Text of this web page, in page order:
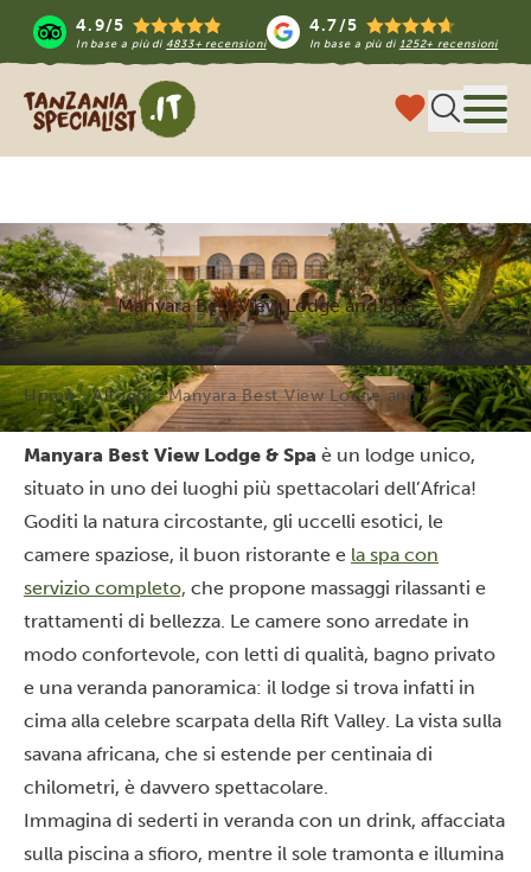
4.9/5
In base a più di 4833+ recensioni
4.7/5
In base a più di 1252+ recensioni
Tanzania Specialist
Manyara Best View Lodge and Spa
Home Alloggi Manyara Best View Lodge and Spa
Manyara Best View Lodge & Spa è un lodge unico,
situato in uno dei luoghi più spettacolari dell’Africa!
Goditi la natura circostante, gli uccelli esotici, le
camere spaziose, il buon ristorante e la spa con
servizio completo, che propone massaggi rilassanti e
trattamenti di bellezza. Le camere sono arredate in
modo confortevole, con letti di qualità, bagno privato
e una veranda panoramica: il lodge si trova infatti in
cima alla celebre scarpata della Rift Valley. La vista sulla
savana africana, che si estende per centinaia di
chilometri, è davvero spettacolare.
Immagina di sederti in veranda con un drink, affacciata
sulla piscina a sfioro, mentre il sole tramonta e illumina